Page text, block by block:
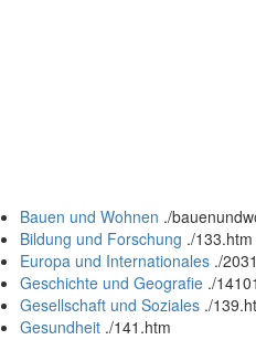
Bauen und Wohnen ./
Bildung und Forschung ./133.htm
Europa und Internationales ./
Geschichte und Geografie ./
Gesellschaft und Soziales ./
Gesundheit ./141.htm